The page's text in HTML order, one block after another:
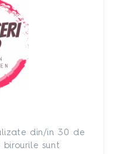
din/in 30 de
birourile sunt